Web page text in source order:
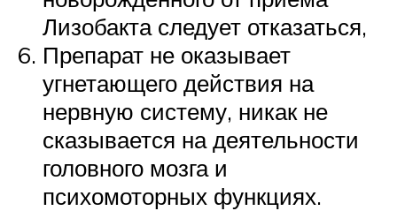
Лизобакта следует отказаться,
Препарат не оказывает
угнетающего действия на
нервную систему, никак не
сказывается на деятельности
головного мозга и
психомоторных функциях.